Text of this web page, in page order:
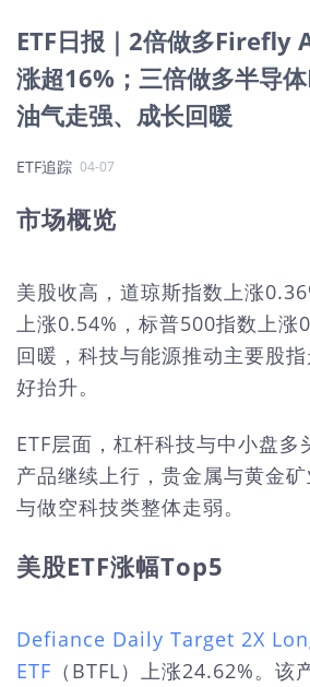
ETF日报｜2倍做多Firefly
涨超16%；三倍做多半导体
油气走强、成长回暖
ETF追踪 04-07
市场概览
美股收高，道琼斯指数上涨
上涨0.54%，标普500指数上涨
回暖，科技与能源推动主要股
好抬升。
ETF层面，杠杆科技与中小盘多
产品继续上行，贵金属与黄金
与做空科技类整体走弱。
美股ETF涨幅Top5
Defiance Daily Target 2X
ETF （BTFL）上涨24.62%。该